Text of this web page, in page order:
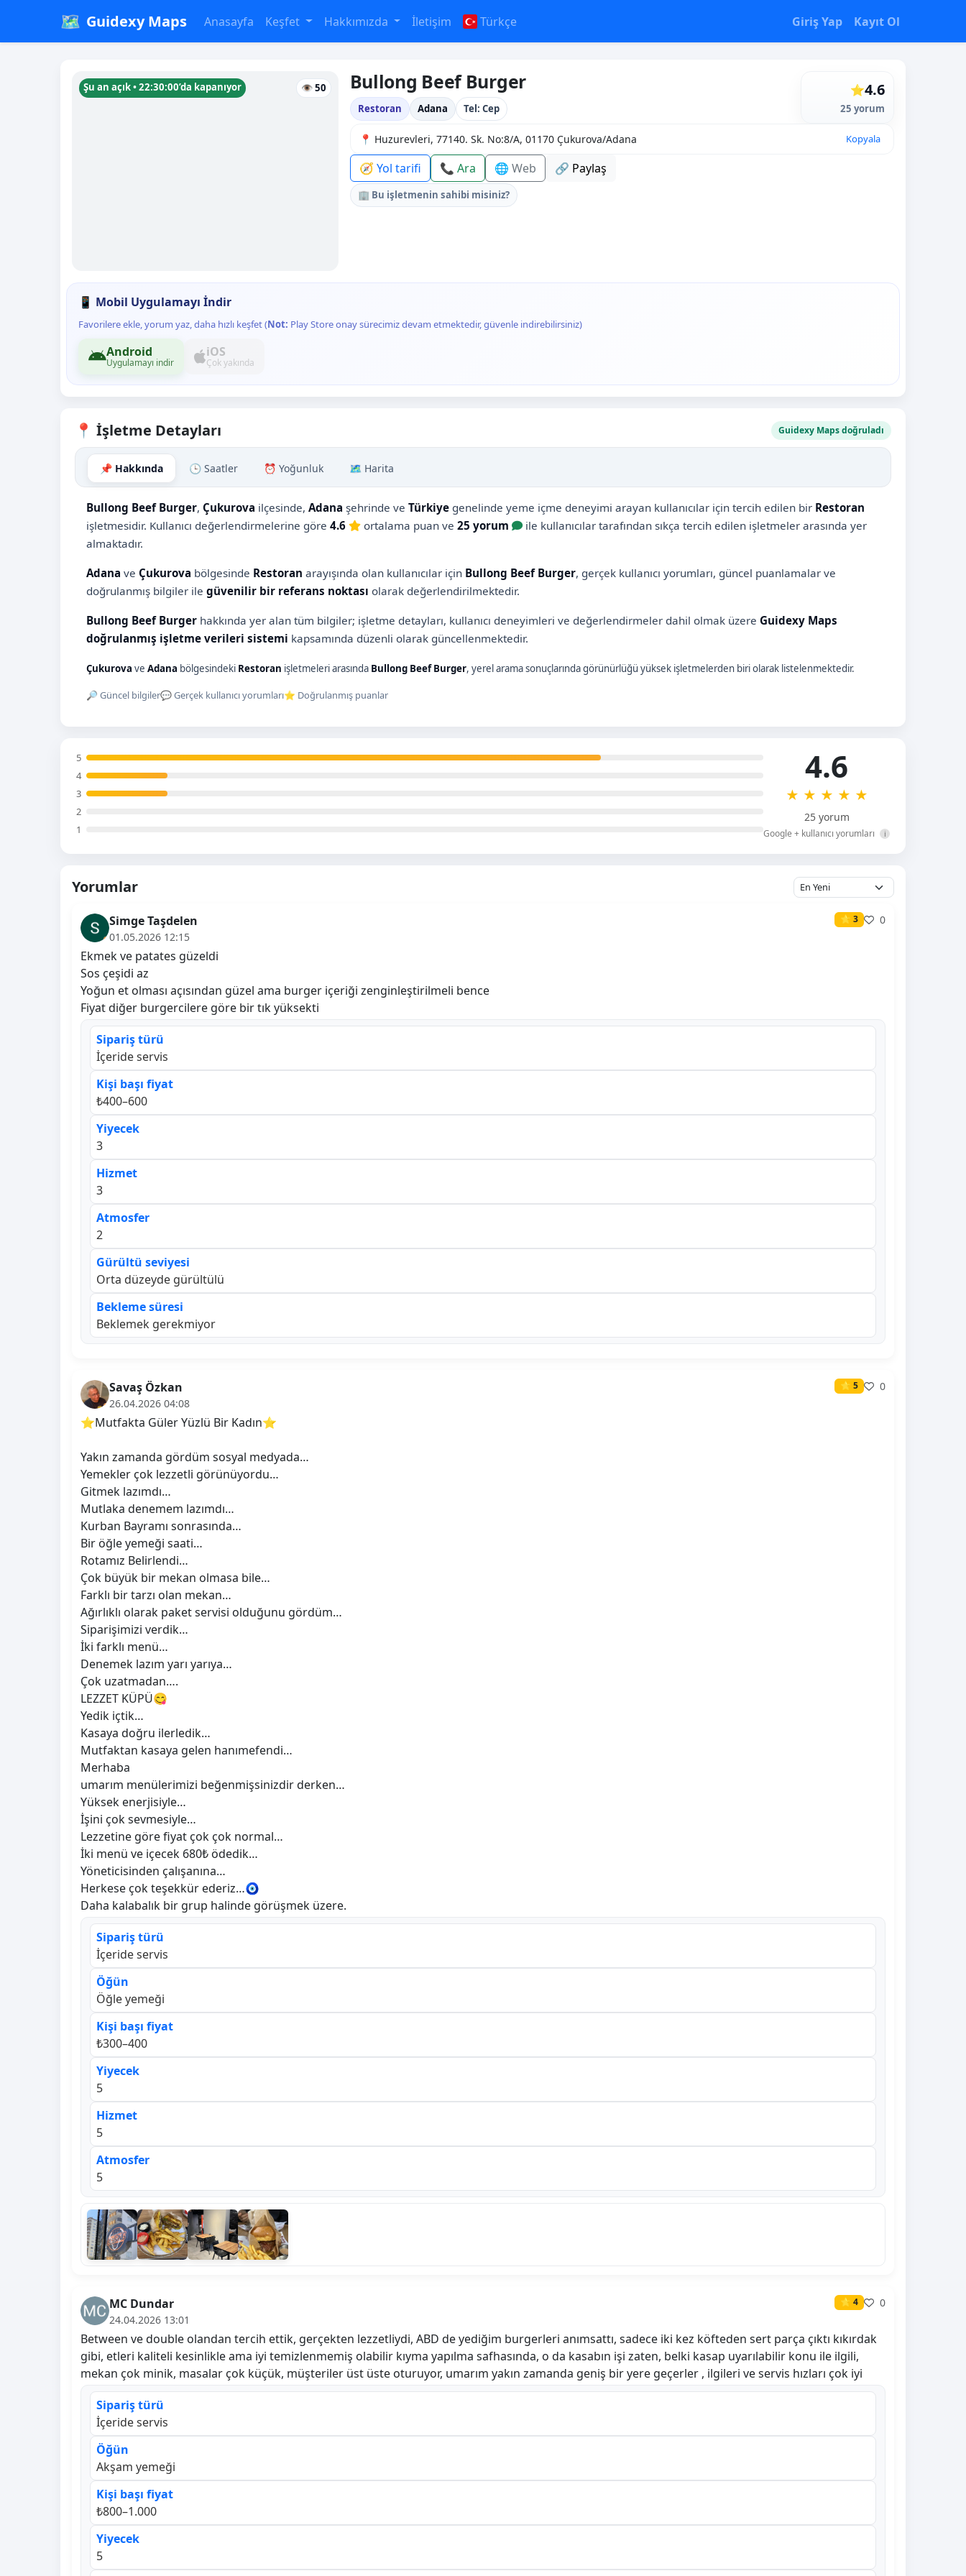
🗺️ Guidexy Maps Anasayfa Keşfet Hakkımızda İletişim Türkçe Giriş Yap Kayıt Ol
Şu an açık • 22:30:00’da kapanıyor 👁 50 Bullong Beef Burger
Restoran Adana Tel: Cep
⭐4.6
25 yorum
📍 Huzurevleri, 77140. Sk. No:8/A, 01170 Çukurova/Adana Kopyala
🧭 Yol tarifi 📞 Ara 🌐 Web 🔗 Paylaş
🏢 Bu işletmenin sahibi misiniz?
📱 Mobil Uygulamayı İndir
Favorilere ekle, yorum yaz, daha hızlı keşfet (Not: Play Store onay sürecimiz devam etmektedir, güvenle indirebilirsiniz)
Android
Uygulamayı indir
iOS
Çok yakında
📍 İşletme Detayları Guidexy Maps doğruladı
📌 Hakkında 🕒 Saatler ⏰ Yoğunluk 🗺️ Harita
Bullong Beef Burger, Çukurova ilçesinde, Adana şehrinde ve Türkiye genelinde yeme içme deneyimi arayan kullanıcılar için tercih edilen bir Restoran
işletmesidir. Kullanıcı değerlendirmelerine göre 4.6 ortalama puan ve 25 yorum
ile kullanıcılar tarafından sıkça tercih edilen işletmeler arasında yer
almaktadır.
Adana ve Çukurova bölgesinde Restoran arayışında olan kullanıcılar için Bullong Beef Burger, gerçek kullanıcı yorumları, güncel puanlamalar ve
doğrulanmış bilgiler ile güvenilir bir referans noktası olarak değerlendirilmektedir.
Bullong Beef Burger hakkında yer alan tüm bilgiler; işletme detayları, kullanıcı deneyimleri ve değerlendirmeler dahil olmak üzere Guidexy Maps
doğrulanmış işletme verileri sistemi kapsamında düzenli olarak güncellenmektedir.
Çukurova ve Adana bölgesindeki Restoran işletmeleri arasında Bullong Beef Burger, yerel arama sonuçlarında görünürlüğü yüksek işletmelerden biri olarak listelenmektedir.
🔎 Güncel bilgiler💬 Gerçek kullanıcı yorumları⭐ Doğrulanmış puanlar
5
4
3
2
1
4.6
★ ★ ★ ★ ★
25 yorum
Google + kullanıcı yorumları i
Yorumlar
Simge Taşdelen ⭐ 3
0
01.05.2026 12:15
Ekmek ve patates güzeldi
Sos çeşidi az
Yoğun et olması açısından güzel ama burger içeriği zenginleştirilmeli bence
Fiyat diğer burgercilere göre bir tık yüksekti
Sipariş türü
İçeride servis
Kişi başı fiyat
₺400–600
Yiyecek
3
Hizmet
3
Atmosfer
2
Gürültü seviyesi
Orta düzeyde gürültülü
Bekleme süresi
Beklemek gerekmiyor
Savaş Özkan ⭐ 5
0
26.04.2026 04:08
⭐️Mutfakta Güler Yüzlü Bir Kadın⭐️
Yakın zamanda gördüm sosyal medyada…
Yemekler çok lezzetli görünüyordu…
Gitmek lazımdı…
Mutlaka denemem lazımdı…
Kurban Bayramı sonrasında…
Bir öğle yemeği saati…
Rotamız Belirlendi…
Çok büyük bir mekan olmasa bile…
Farklı bir tarzı olan mekan…
Ağırlıklı olarak paket servisi olduğunu gördüm…
Siparişimizi verdik…
İki farklı menü…
Denemek lazım yarı yarıya…
Çok uzatmadan….
LEZZET KÜPÜ😋
Yedik içtik…
Kasaya doğru ilerledik…
Mutfaktan kasaya gelen hanımefendi…
Merhaba
umarım menülerimizi beğenmişsinizdir derken…
Yüksek enerjisiyle…
İşini çok sevmesiyle…
Lezzetine göre fiyat çok çok normal…
İki menü ve içecek 680₺ ödedik…
Yöneticisinden çalışanına…
Herkese çok teşekkür ederiz…🧿
Daha kalabalık bir grup halinde görüşmek üzere.
Sipariş türü
İçeride servis
Öğün
Öğle yemeği
Kişi başı fiyat
₺300–400
Yiyecek
5
Hizmet
5
Atmosfer
5
MC Dundar ⭐ 4
0
24.04.2026 13:01
Between ve double olandan tercih ettik, gerçekten lezzetliydi, ABD de yediğim burgerleri anımsattı, sadece iki kez köfteden sert parça çıktı kıkırdak
gibi, etleri kaliteli kesinlikle ama iyi temizlenmemiş olabilir kıyma yapılma safhasında, o da kasabın işi zaten, belki kasap uyarılabilir konu ile ilgili,
mekan çok minik, masalar çok küçük, müşteriler üst üste oturuyor, umarım yakın zamanda geniş bir yere geçerler , ilgileri ve servis hızları çok iyi
Sipariş türü
İçeride servis
Öğün
Akşam yemeği
Kişi başı fiyat
₺800–1.000
Yiyecek
5